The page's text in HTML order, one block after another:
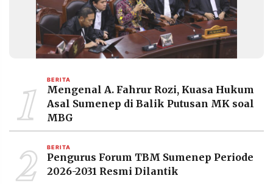
Resolusi.co
PT.
RESOLUSI
MEDIA
PRAMUDITA
1 BERITA
Mengenal A. Fahrur Rozi, Kuasa Hukum
Asal Sumenep di Balik Putusan MK soal
MBG
2 BERITA
Pengurus Forum TBM Sumenep Periode
2026-2031 Resmi Dilantik